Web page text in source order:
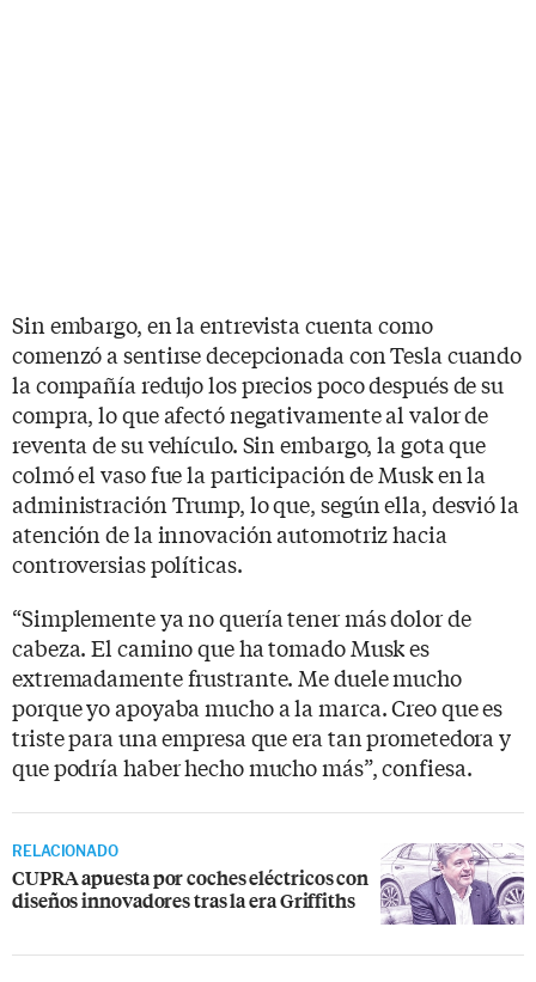
Sin embargo, en la entrevista cuenta como
comenzó a sentirse decepcionada con Tesla cuando
la compañía redujo los precios poco después de su
compra, lo que afectó negativamente al valor de
reventa de su vehículo. Sin embargo, la gota que
colmó el vaso fue la participación de Musk en la
administración Trump, lo que, según ella, desvió la
atención de la innovación automotriz hacia
controversias políticas.
“Simplemente ya no quería tener más dolor de
cabeza. El camino que ha tomado Musk es
extremadamente frustrante. Me duele mucho
porque yo apoyaba mucho a la marca. Creo que es
triste para una empresa que era tan prometedora y
que podría haber hecho mucho más”, confiesa.
RELACIONADO
CUPRA apuesta por coches eléctricos con
diseños innovadores tras la era Griffiths